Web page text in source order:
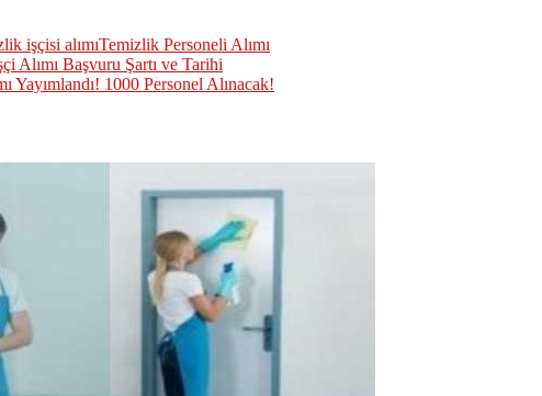
işçisi alımıTemizlik Personeli Alımı
Alımı Başvuru Şartı ve Tarihi
Yayımlandı! 1000 Personel Alınacak!